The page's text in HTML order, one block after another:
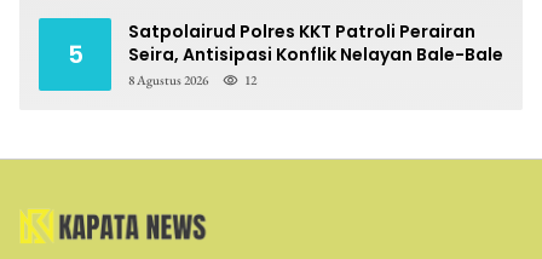
5
Satpolairud Polres KKT Patroli Perairan
Seira, Antisipasi Konflik Nelayan Bale-Bale
8 Agustus 2026 12